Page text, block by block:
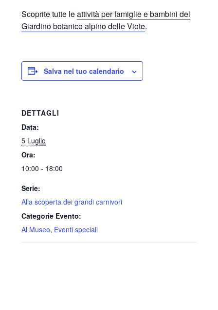
Scoprite tutte leattività per famiglie e bambini del
Giardino botanico alpino delle Viote.
Salva nel tuo calendario
DETTAGLI
Data:
5 Luglio
Ora:
10:00 - 18:00
Serie:
Alla scoperta dei grandi carnivori
Categorie Evento:
Al Museo, Eventi speciali